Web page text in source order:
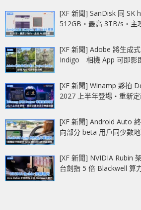
[XF 新聞] SanDisk 同 SK
512GB‧最高 3TB/s‧主
[XF 新聞] Adobe 將生成
Indigo 相機 App 可即影
[XF 新聞] Winamp 夥拍
2027 上半年登場‧重新
[XF 新聞] Android Auto
向部分 beta 用戶同少數
[XF 新聞] NVIDIA Rubin
台劍指 5 倍 Blackwell 算